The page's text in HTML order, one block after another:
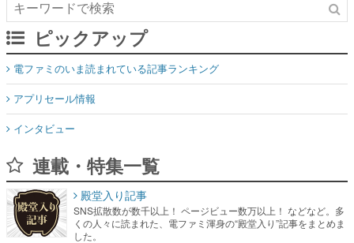
ピックアップ
電ファミのいま読まれている記事ランキング
アプリセール情報
インタビュー
連載・特集一覧
殿堂入り記事
SNS拡散数が数千以上！ ページビュー数万以上！ などなど。多
くの人々に読まれた、電ファミ渾身の“殿堂入り”記事をまとめま
した。